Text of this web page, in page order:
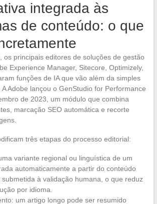
integrada às
de conteúdo: o que
os principais editores de soluções de gestão
Experience Manager, Sitecore, Optimizely,
funções de IA que vão além da simples
Adobe lançou o GenStudio for Performance
de 2023, um módulo que combina
marcação SEO automática e recorte
três etapas do processo editorial:
variante regional ou linguística de um
automaticamente a partir do conteúdo
à validação humana, o que reduz
por idioma.
um artigo longo pode ser resumido